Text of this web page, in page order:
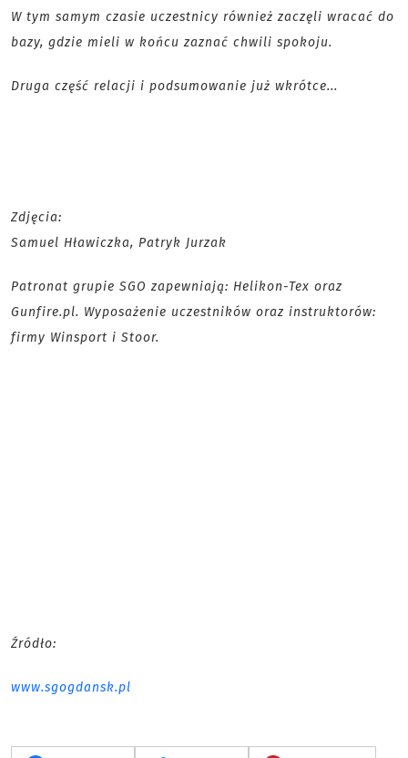
W tym samym czasie uczestnicy również zaczęli wracać do
bazy, gdzie mieli w końcu zaznać chwili spokoju.
Druga część relacji i podsumowanie już wkrótce...
Zdjęcia:
Samuel Hławiczka, Patryk Jurzak
Patronat grupie SGO zapewniają: Helikon-Tex oraz
Gunfire.pl. Wyposażenie uczestników oraz instruktorów:
firmy Winsport i Stoor.
Źródło:
www.sgogdansk.pl